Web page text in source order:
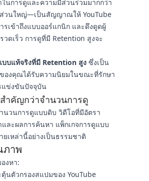
นการดูและความมีส่วนร่วมมากกว่า
วนใหญ่—เป็นสัญญาณให้ YouTube
เข้าถึงแบบออร์แกนิก และดึงดูดผู้
ดเร็ว การดูที่มี Retention สูงจะ
บบแท้จริงที่มี Retention สูง ซึ่งเป็น
ของคุณได้รับความนิยมในขณะที่รักษา
แข่งขันปัจจุบัน
ำคัญกว่าจำนวนการดู
นวนการดูแบบดิบ วิดีโอที่มีอัตรา
ละผลการค้นหา แพ็กเกจการดูแบบ
เหล่านี้อย่างเป็นธรรมชาติ
ภาพ
งหา:
นตัวกรองสแปมของ YouTube